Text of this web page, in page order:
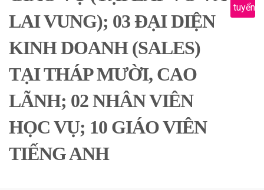
LAI VUNG); 03 ĐẠI DIỆN
KINH DOANH (SALES)
TẠI THÁP MƯỜI, CAO
LÃNH; 02 NHÂN VIÊN
HỌC VỤ; 10 GIÁO VIÊN
TIẾNG ANH
tuyển